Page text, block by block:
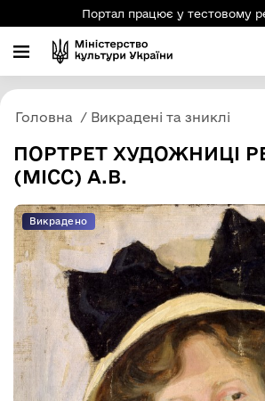
Портал працює у тестовому
Головна Викрадені та зниклі
ПОРТРЕТ ХУДОЖНИЦІ
(МІСС) А.В.
Викрадено